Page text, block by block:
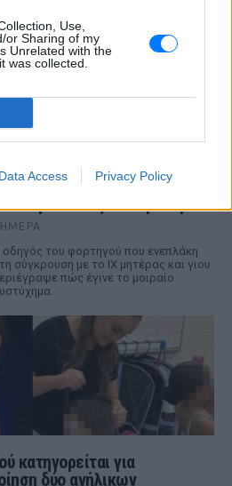
Use,
or Sharing of my
Unrelated with the
was collected.
Data Access Privacy Policy
γίνεται viral
δράστης μαχαίρωσε
κατάθεση του οδηγού –
«Κοίταξα να στρίψω αριστερά
να γλιτώσω, δεν πρόλαβα»
οδηγός του φορτηγού που ενεπλάκη
σύγκρουση με το ΙΧ μητέρας και γιου
πώς έγινε το μοιραίο
κατηγορείται για
δύο ανήλικων